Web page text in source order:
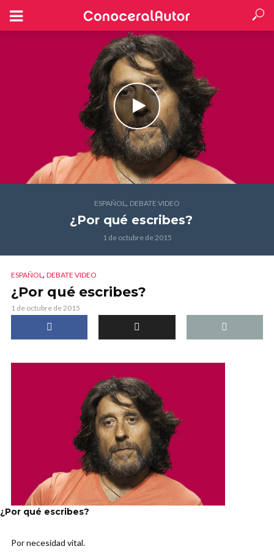
ESPAÑOL, DEBATE VIDEO
¿Por qué escribes?
1 de octubre de 2015
ESPAÑOL, DEBATE VIDEO
¿Por qué escribes?
1 de octubre de 2015
¿Por qué escribes?
Por necesidad vital.